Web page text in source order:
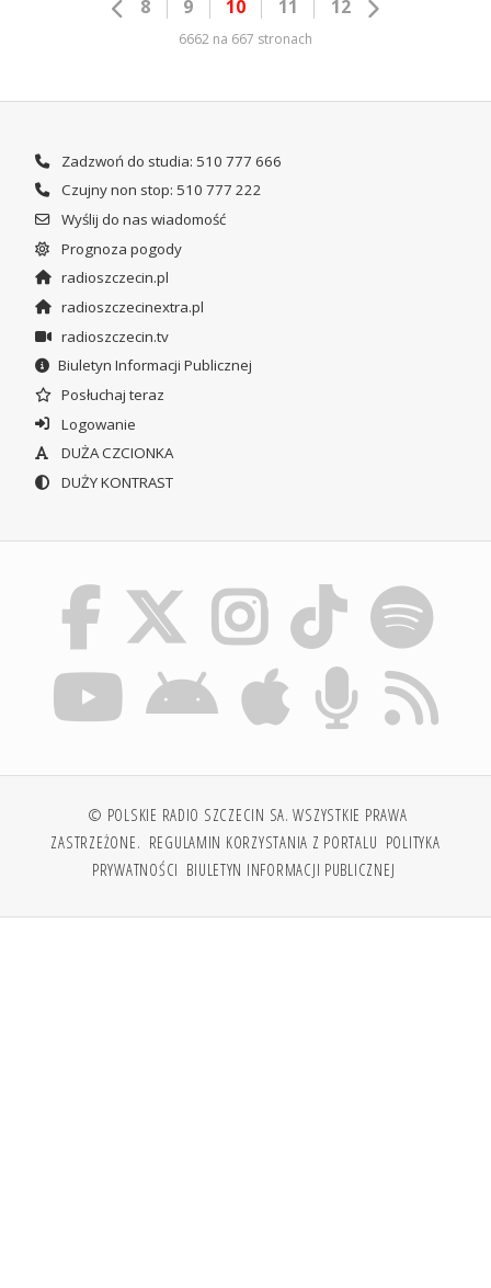
8 9 10 11 12
6662 na 667 stronach
Zadzwoń do studia: 510 777 666
Czujny non stop: 510 777 222
Wyślij do nas wiadomość
Prognoza pogody
radioszczecin.pl
radioszczecinextra.pl
radioszczecin.tv
Biuletyn Informacji Publicznej
Posłuchaj teraz
Logowanie
DUŻA CZCIONKA
DUŻY KONTRAST
© POLSKIE RADIO SZCZECIN SA. WSZYSTKIE PRAWA
ZASTRZEŻONE. REGULAMIN KORZYSTANIA Z PORTALU POLITYKA
PRYWATNOŚCI BIULETYN INFORMACJI PUBLICZNEJ